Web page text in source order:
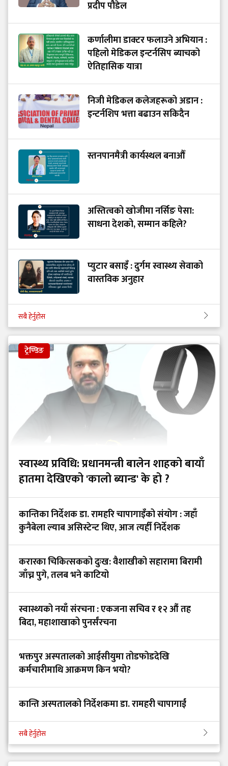
प्रदीप पौडेल
कर्णालीमा डाक्टर फलाउने अभियान :
पहिलो मेडिकल इन्टर्नसिप ब्याचको
ऐतिहासिक यात्रा
निजी मेडिकल कलेजहरूको अडान :
इन्टर्नशिप भत्ता बढाउन सकिदैन
स्तनपानमैत्री कार्यस्थल बनाऔँ
अस्तित्वको खोजीमा नर्सिङ पेसा:
साधना देशको, सम्मान कहिले?
प्युटार बसाइँ : दुर्गम स्वास्थ्य सेवाको
वास्तविक अनुहार
सबै हेर्नुहोस
ट्रेण्डिङ
स्वास्थ्य प्रविधि: प्रधानमन्त्री बालेन शाहको बायाँ
हातमा देखिएको 'कालो ब्यान्ड' के हो ?
कान्तिका निर्देशक डा. रामहरि चापागाइँको संयोग : जहाँ
कुनैबेला ल्याब असिस्टेन्ट थिए, आज त्यहीँ निर्देशक
करारका चिकित्सकको दुःख: वैशाखीको सहारामा बिरामी
जाँच्न पुगे, तलब भने काटियो
स्वास्थ्यको नयाँ संरचना : एकजना सचिव र १२ औं तह
बिदा, महाशाखाको पुनर्संरचना
भक्तपुर अस्पतालको आईसीयुमा तोडफोडदेखि
कर्मचारीमाथि आक्रमण किन भयो?
कान्ति अस्पतालको निर्देशकमा डा. रामहरी चापागाईं
सबै हेर्नुहोस